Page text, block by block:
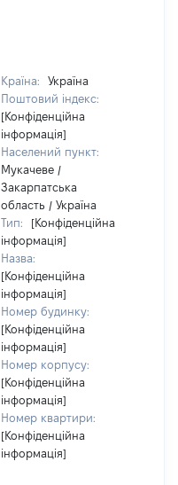
Країна:
Україна
Поштовий індекс:
[Конфіденційна
інформація]
Населений пункт:
Мукачеве /
Закарпатська
область / Україна
Тип:
[Конфіденційна
інформація]
Назва:
[Конфіденційна
інформація]
Номер будинку:
[Конфіденційна
інформація]
Номер корпусу:
[Конфіденційна
інформація]
Номер квартири:
[Конфіденційна
інформація]